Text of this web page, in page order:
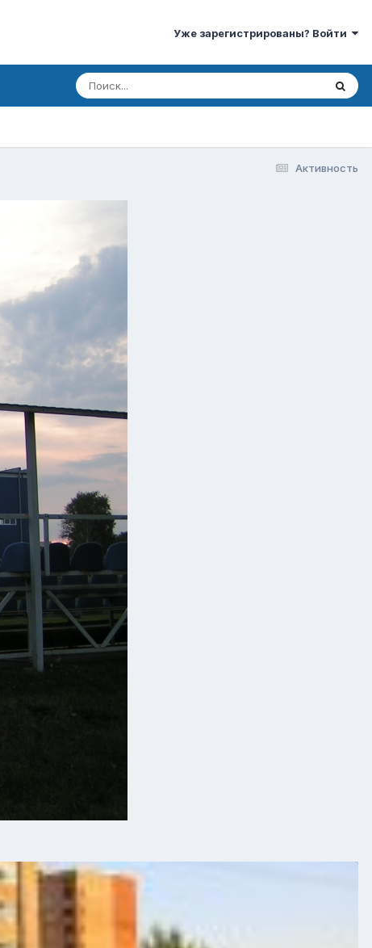
Уже зарегистрированы? Войти
Активность